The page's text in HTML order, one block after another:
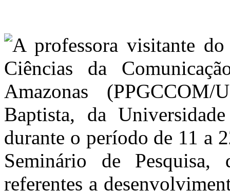
A professora visitante do
Ciências da
Amazonas
Baptista, da
durante o período de 11 a
Seminário de Pesquisa,
referentes a